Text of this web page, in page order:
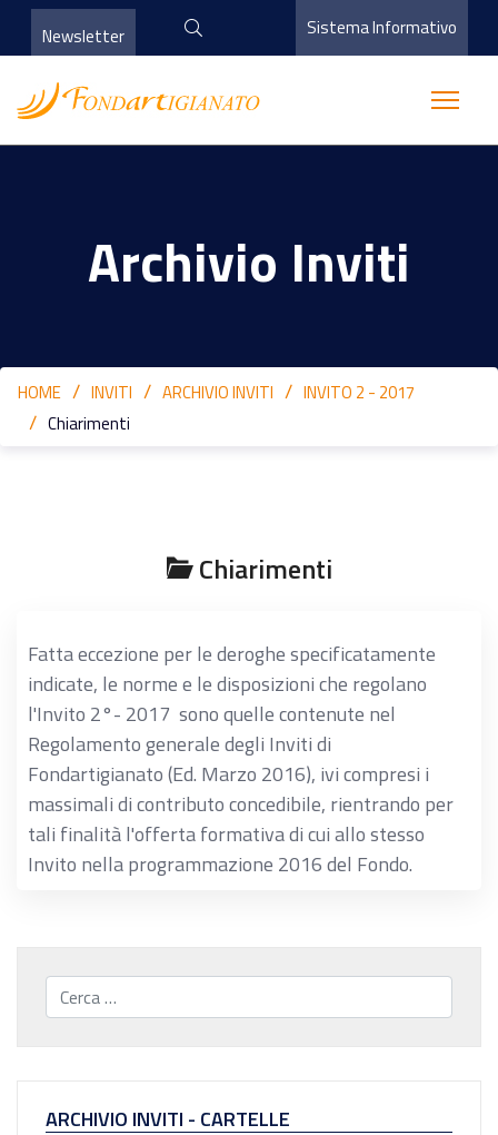
Newsletter Sistema Informativo
Archivio Inviti
HOME INVITI ARCHIVIO INVITI
INVITO 2 - 2017
Chiarimenti
Chiarimenti
Fatta eccezione per le deroghe specificatamente
indicate, le norme e le disposizioni che regolano
l'Invito 2°- 2017 sono quelle contenute nel
Regolamento generale degli Inviti di
Fondartigianato (Ed. Marzo 2016), ivi compresi i
massimali di contributo concedibile, rientrando per
tali finalità l'offerta formativa di cui allo stesso
Invito nella programmazione 2016 del Fondo.
Cerca...
ARCHIVIO INVITI - CARTELLE